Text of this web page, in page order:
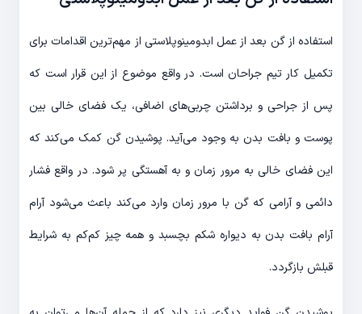
استفاده از گن بعد از عمل ابدومینوپلاستی از مهم‌ترین اقدامات برای
تکمیل کار تیم جراحان است. در واقع موضوع از این قرار است که
پس از جراحی و برداشتن چربی‌های اضافی، یک فضای خالی بین
پوست و بافت بدن به وجود می‌آید. پوشیدن گن کمک می‌کند که
این فضای خالی به مرور زمان و به آهستگی پر شود. در واقع فشار
دائمی و آرامی که گن با مرور زمان وارد می‌کند باعث می‌شود آرام
آرام بافت بدن به دیواره شکم بچسبد و همه چیز کم‌کم به شرایط
قبلش بازگردد.